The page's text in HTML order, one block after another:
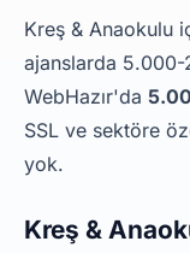
Kreş & Anaokulu
ajanslarda 5.000-
WebHazır'da
SSL ve sektöre
yok.
Kreş &